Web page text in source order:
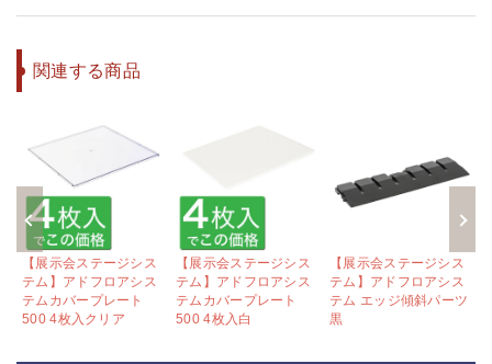
関連する商品
【展示会ステージシス
テム】アドフロアシス
テムカバープレート
500 4枚入クリア
【展示会ステージシス
テム】アドフロアシス
テムカバープレート
500 4枚入白
【展示会ステージシス
テム】アドフロアシス
テム エッジ傾斜パーツ
黒